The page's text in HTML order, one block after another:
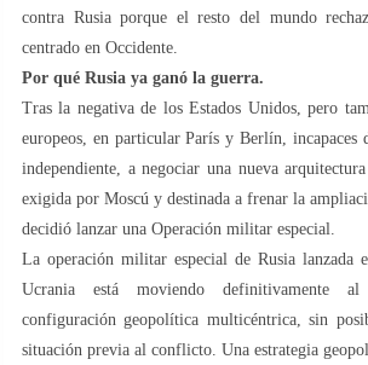
contra Rusia porque el resto del mundo
centrado en Occidente.
Por qué Rusia ya ganó la guerra.
Tras la negativa de los Estados Unidos, pero
europeos, en particular París y Berlín, incapaces
independiente, a negociar una nueva
exigida por Moscú y destinada a frenar la
decidió lanzar una Operación militar especial.
La operación militar especial de Rusia lanzada
Ucrania está moviendo definitivamente
configuración geopolítica multicéntrica, sin
situación previa al conflicto. Una estrategia